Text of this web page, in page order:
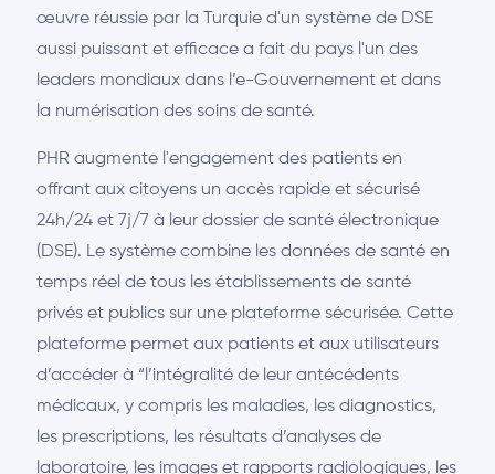
œuvre réussie par la Turquie d'un système de DSE
aussi puissant et efficace a fait du pays l'un des
leaders mondiaux dans l’e-Gouvernement et dans
la numérisation des soins de santé.
PHR augmente l'engagement des patients en
offrant aux citoyens un accès rapide et sécurisé
24h/24 et 7j/7 à leur dossier de santé électronique
(DSE). Le système combine les données de santé en
temps réel de tous les établissements de santé
privés et publics sur une plateforme sécurisée. Cette
plateforme permet aux patients et aux utilisateurs
d’accéder à “l’intégralité de leur antécédents
médicaux, y compris les maladies, les diagnostics,
les prescriptions, les résultats d’analyses de
laboratoire, les images et rapports radiologiques, les